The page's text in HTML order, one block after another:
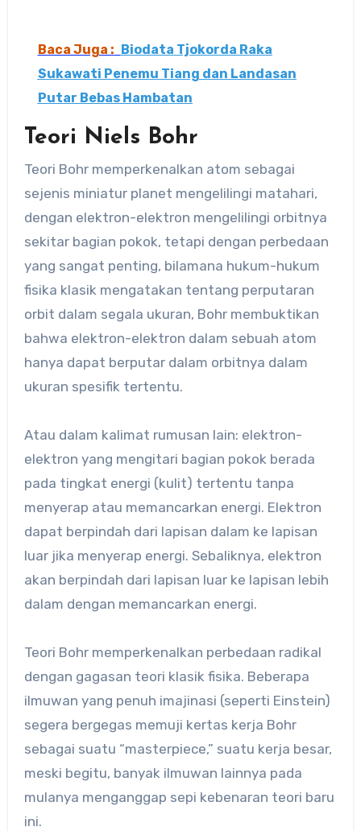
Baca Juga : Biodata Tjokorda Raka
Sukawati Penemu Tiang dan Landasan
Putar Bebas Hambatan
Teori Niels Bohr
Teori Bohr memperkenalkan atom sebagai
sejenis miniatur planet mengelilingi matahari,
dengan elektron-elektron mengelilingi orbitnya
sekitar bagian pokok, tetapi dengan perbedaan
yang sangat penting, bilamana hukum-hukum
fisika klasik mengatakan tentang perputaran
orbit dalam segala ukuran, Bohr membuktikan
bahwa elektron-elektron dalam sebuah atom
hanya dapat berputar dalam orbitnya dalam
ukuran spesifik tertentu.
Atau dalam kalimat rumusan lain: elektron-
elektron yang mengitari bagian pokok berada
pada tingkat energi (kulit) tertentu tanpa
menyerap atau memancarkan energi. Elektron
dapat berpindah dari lapisan dalam ke lapisan
luar jika menyerap energi. Sebaliknya, elektron
akan berpindah dari lapisan luar ke lapisan lebih
dalam dengan memancarkan energi.
Teori Bohr memperkenalkan perbedaan radikal
dengan gagasan teori klasik fisika. Beberapa
ilmuwan yang penuh imajinasi (seperti Einstein)
segera bergegas memuji kertas kerja Bohr
sebagai suatu “masterpiece,” suatu kerja besar,
meski begitu, banyak ilmuwan lainnya pada
mulanya menganggap sepi kebenaran teori baru
ini.